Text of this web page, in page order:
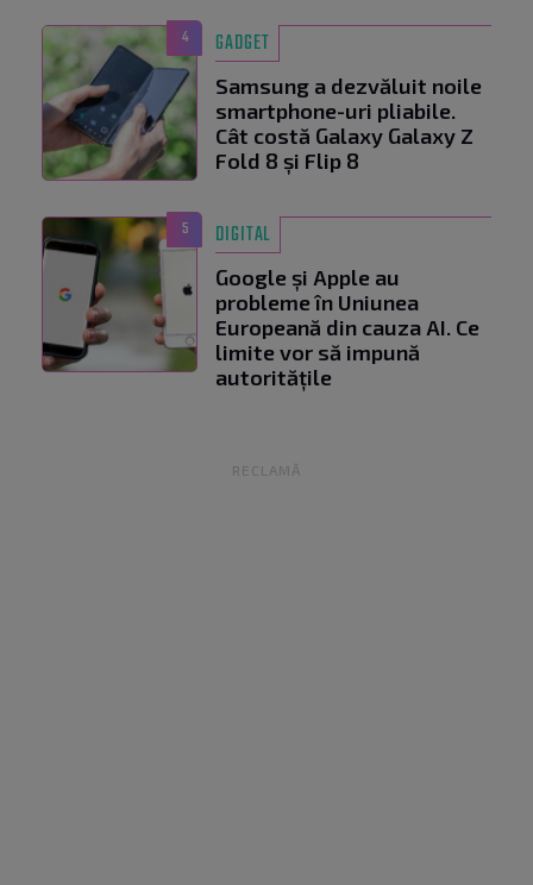
4 GADGET
Samsung a dezvăluit noile
smartphone-uri pliabile.
Cât costă Galaxy Galaxy Z
Fold 8 și Flip 8
5 DIGITAL
Google și Apple au
probleme în Uniunea
Europeană din cauza AI. Ce
limite vor să impună
autoritățile
RECLAMĂ